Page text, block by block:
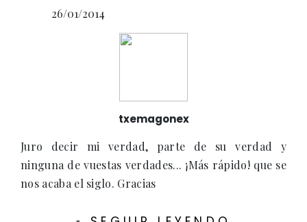
26/01/2014
txemagonex
Juro decir mi verdad, parte de su verdad y
ninguna de vuestas verdades... ¡Más rápido! que se
nos acaba el siglo. Gracias
-